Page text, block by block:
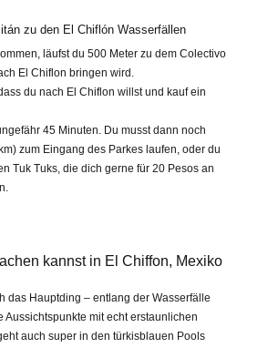
zu den El Chiflón Wasserfällen
läufst du 500 Meter zu dem Colectivo
El Chiflon bringen wird.
du nach El Chiflon willst und kauf ein
45 Minuten. Du musst dann noch
zum Eingang des Parkes laufen, oder du
Tuk Tuks, die dich gerne für 20 Pesos an
kannst in El Chiffon, Mexiko
das Hauptding – entlang der Wasserfälle
Aussichtspunkte mit echt erstaunlichen
auch super in den türkisblauen Pools